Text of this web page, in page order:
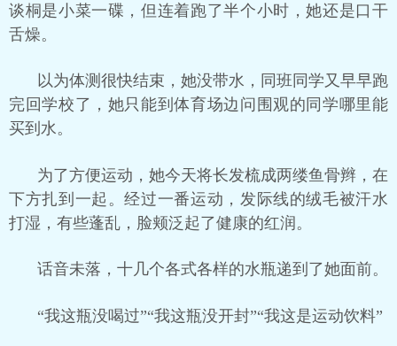
谈桐是小菜一碟，但连着跑了半个小时，她还是口干
舌燥。
以为体测很快结束，她没带水，同班同学又早早跑
完回学校了，她只能到体育场边问围观的同学哪里能
买到水。
为了方便运动，她今天将长发梳成两缕鱼骨辫，在
下方扎到一起。经过一番运动，发际线的绒毛被汗水
打湿，有些蓬乱，脸颊泛起了健康的红润。
话音未落，十几个各式各样的水瓶递到了她面前。
“我这瓶没喝过”“我这瓶没开封”“我这是运动饮料”